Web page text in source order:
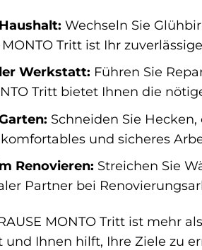
Wechseln Sie
Tritt ist Ihr
Werkstatt: Führen Sie
Tritt bietet Ihnen die
Schneiden Sie
und sicheres
Renovieren: Streichen Sie
Partner bei
MONTO Tritt ist mehr
und Ihnen hilft, Ihre Ziele zu